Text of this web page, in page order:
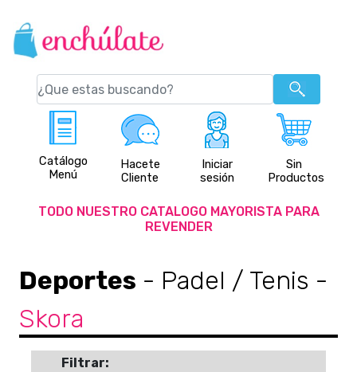
Catálogo
Menú
Hacete
Cliente
Iniciar
sesión
Sin
Productos
TODO NUESTRO CATALOGO MAYORISTA PARA
REVENDER
Deportes - Padel / Tenis -
Skora
Filtrar: